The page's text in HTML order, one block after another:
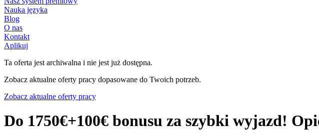
Nauka języka
Blog
O nas
Kontakt
Aplikuj
Ta oferta jest archiwalna i nie jest już dostępna.
Zobacz aktualne oferty pracy dopasowane do Twoich potrzeb.
Zobacz aktualne oferty pracy
Do 1750€+100€ bonusu za szybki wyjazd!